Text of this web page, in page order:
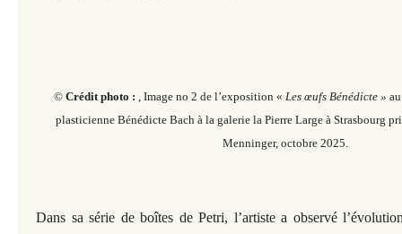
© Crédit photo : , Image no 2 de l’exposition « Les œufs Bénédicte »
plasticienne Bénédicte Bach à la galerie la Pierre Large à Strasbourg
Menninger, octobre 2025.
Dans sa série de boîtes de Petri, l’artiste a observé